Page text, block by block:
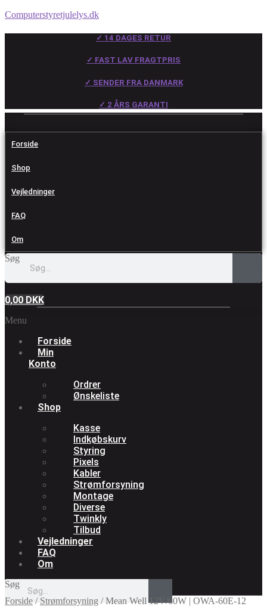
Computerstyretjulelys.dk
✓ 14 DAGES RETUR
✓ FAST LAV FRAGTPRIS
✓ SENDER FRA DANMARK
✓ 2 ÅRS GARANTI
Forside
Shop
Vejledninger
FAQ
Om
Søg
0,00 DKK
Menu
Forside
Min
Konto
Ordrer
Ønskeliste
Shop
Kasse
Indkøbskurv
Styring
Pixels
Kabler
Strømforsyning
Montage
Diverse
Twinkly
Tilbud
Vejledninger
FAQ
Om
Søg
Forside / Strømforsyning /Mean Well 12V/60W | OWA-60E-12